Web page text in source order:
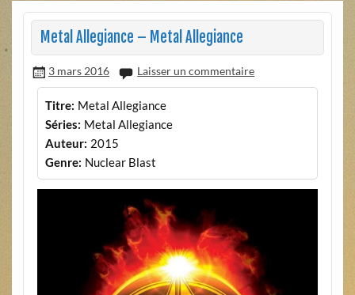
Metal Allegiance – Metal Allegiance
3 mars 2016 Laisser un commentaire
Titre: Metal Allegiance
Séries: Metal Allegiance
Auteur: 2015
Genre: Nuclear Blast